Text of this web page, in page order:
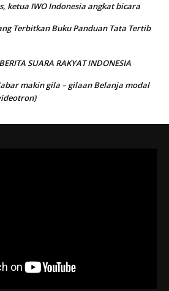
ketua IWO Indonesia angkat bicara
Terbitkan Buku Panduan Tata Tertib
SUARA RAKYAT INDONESIA
makin gila – gilaan Belanja modal